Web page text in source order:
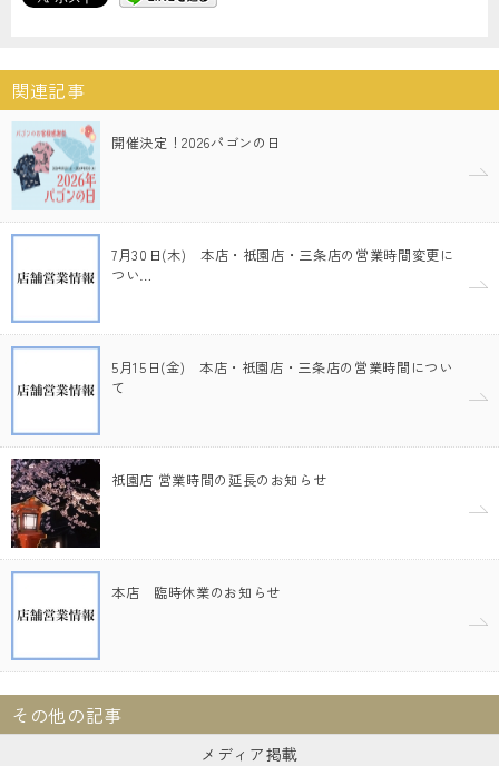
関連記事
開催決定！2026パゴンの日
7月30日(木) 本店・祇園店・三条店の営業時間変更に
つい…
5月15日(金) 本店・祇園店・三条店の営業時間につい
て
祇園店 営業時間の延長のお知らせ
本店 臨時休業のお知らせ
その他の記事
メディア掲載